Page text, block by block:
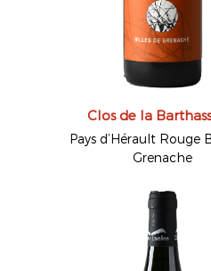
Clos de la
Pays d’Hérault Rouge
Grenache